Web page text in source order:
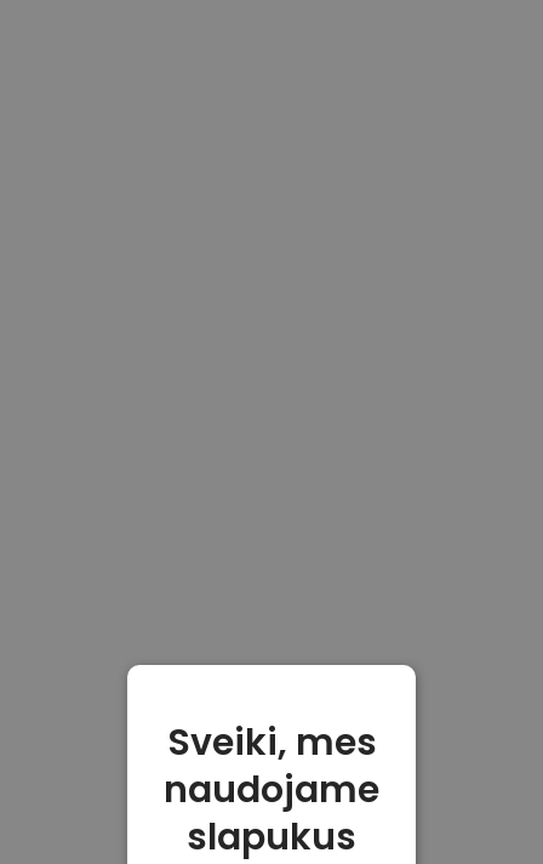
Sveiki, mes
naudojame
slapukus